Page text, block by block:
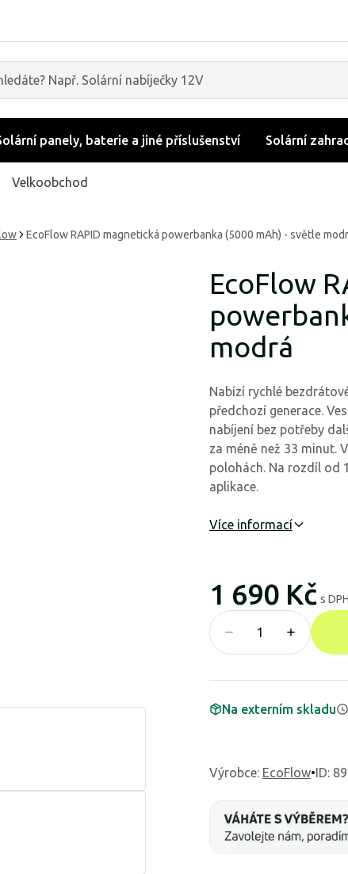
panely, baterie a jiné příslušenství Solární
Velkoobchod
EcoFlow RAPID magnetická powerbanka (5000 mAh) - světle
EcoFlow
modrá
Nabízí rychlé
předchozí generace.
nabíjení bez potřeby
za méně než 33 minut.
polohách. Na rozdíl od
aplikace.
Více informací
1 690 Kč s DPH
Na externím skladu
Výrobce: EcoFlow•ID: